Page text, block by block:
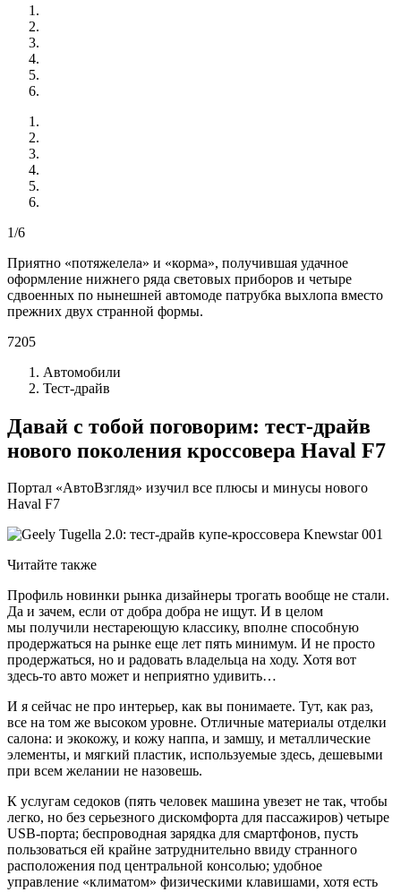
1/6
Приятно «потяжелела» и «корма», получившая удачное
оформление нижнего ряда световых приборов и четыре
сдвоенных по нынешней автомоде патрубка выхлопа вместо
прежних двух странной формы.
7205
Автомобили
Тест-драйв
Давай с тобой поговорим: тест-драйв
нового поколения кроссовера Haval F7
Портал «АвтоВзгляд» изучил все плюсы и минусы нового
Haval F7
Читайте также
Профиль новинки рынка дизайнеры трогать вообще не стали.
Да и зачем, если от добра добра не ищут. И в целом
мы получили нестареющую классику, вполне способную
продержаться на рынке еще лет пять минимум. И не просто
продержаться, но и радовать владельца на ходу. Хотя вот
здесь-то авто может и неприятно удивить…
И я сейчас не про интерьер, как вы понимаете. Тут, как раз,
все на том же высоком уровне. Отличные материалы отделки
салона: и экокожу, и кожу наппа, и замшу, и металлические
элементы, и мягкий пластик, используемые здесь, дешевыми
при всем желании не назовешь.
К услугам седоков (пять человек машина увезет не так, чтобы
легко, но без серьезного дискомфорта для пассажиров) четыре
USB-порта; беспроводная зарядка для смартфонов, пусть
пользоваться ей крайне затруднительно ввиду странного
расположения под центральной консолью; удобное
управление «климатом» физическими клавишами, хотя есть